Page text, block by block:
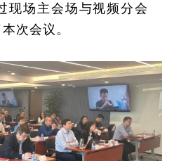
现场主会场与视频分会
次会议。